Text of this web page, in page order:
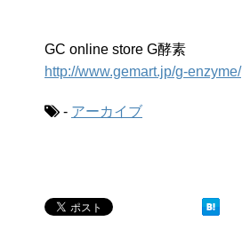
GC online store G酵素
http://www.gemart.jp/g-enzyme/
- アーカイブ